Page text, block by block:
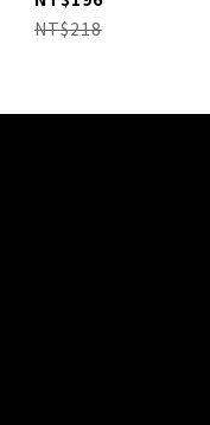
Doncic 海報
NT$218